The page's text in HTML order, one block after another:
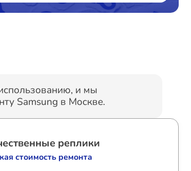
и мы
Samsung в Москве.
реплики
стоимость ремонта